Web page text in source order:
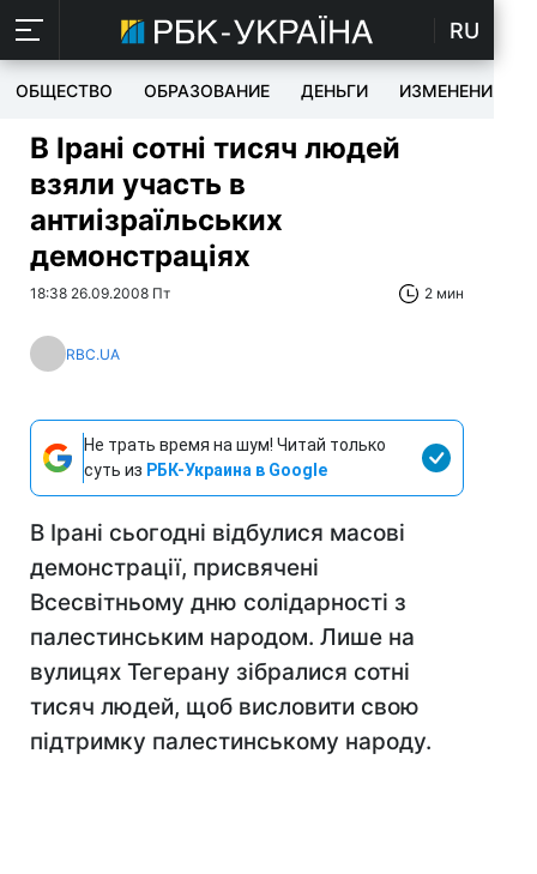
RU
ОБЩЕСТВО ОБРАЗОВАНИЕ ДЕНЬГИ ИЗМЕНЕНИЯ
В Ірані сотні тисяч людей
взяли участь в
антиізраїльських
демонстраціях
18:38 26.09.2008 Пт 2 мин
RBC.UA
Не трать время на шум! Читай только
суть из РБК-Украина в Google
В Ірані сьогодні відбулися масові
демонстрації, присвячені
Всесвітньому дню солідарності з
палестинським народом. Лише на
вулицях Тегерану зібралися сотні
тисяч людей, щоб висловити свою
підтримку палестинському народу.